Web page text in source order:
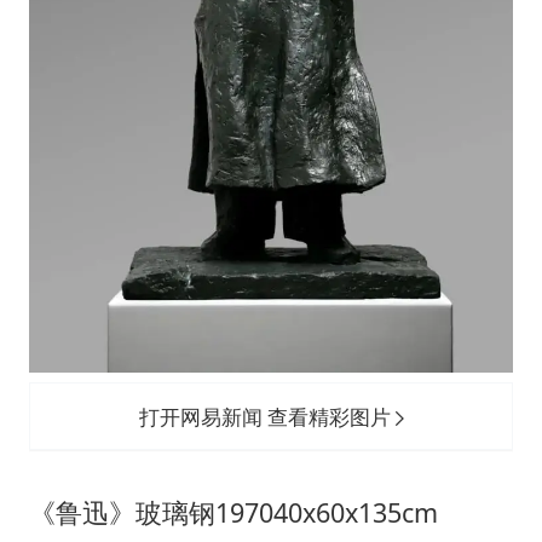
打开网易新闻 查看精彩图片
《鲁迅》玻璃钢197040x60x135cm